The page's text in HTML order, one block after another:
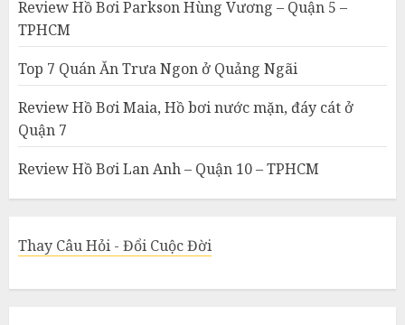
Review Hồ Bơi Parkson Hùng Vương – Quận 5 –
TPHCM
Top 7 Quán Ăn Trưa Ngon ở Quảng Ngãi
Review Hồ Bơi Maia, Hồ bơi nước mặn, đáy cát ở
Quận 7
Review Hồ Bơi Lan Anh – Quận 10 – TPHCM
Thay Câu Hỏi - Đổi Cuộc Đời